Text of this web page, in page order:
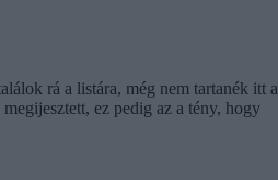
rá a listára, még nem tartanék itt a
ez pedig az a tény, hogy